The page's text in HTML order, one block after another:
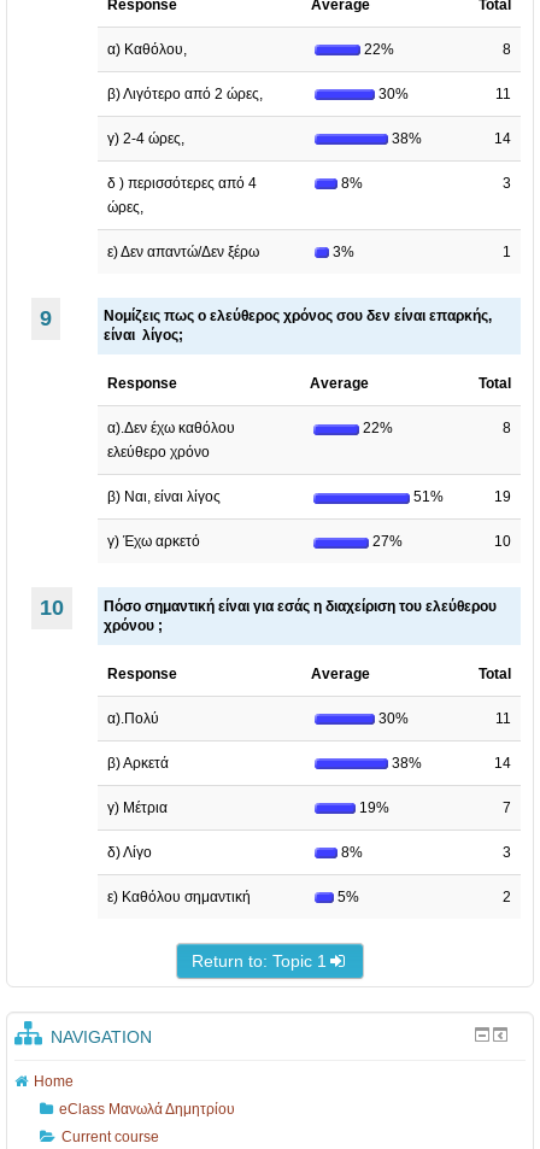
Response Average Total
α) Καθόλου, 22% 8
β) Λιγότερο από 2 ώρες, 30% 11
γ) 2-4 ώρες, 38% 14
δ ) περισσότερες από 4
ώρες,
8% 3
ε) Δεν απαντώ/Δεν ξέρω 3% 1
9
Νομίζεις πως ο ελεύθερος χρόνος σου δεν είναι επαρκής,
είναι λίγος;
Response Average Total
α).Δεν έχω καθόλου
ελεύθερο χρόνο
22% 8
β) Ναι, είναι λίγος 51% 19
γ) Έχω αρκετό 27% 10
10
Πόσο σημαντική είναι για εσάς η διαχείριση του ελεύθερου
χρόνου ;
Response Average Total
α).Πολύ 30% 11
β) Αρκετά 38% 14
γ) Μέτρια 19% 7
δ) Λίγο 8% 3
ε) Καθόλου σημαντική 5% 2
Return to: Topic 1
NAVIGATION
Home
eClass Μανωλά Δημητρίου
Current course